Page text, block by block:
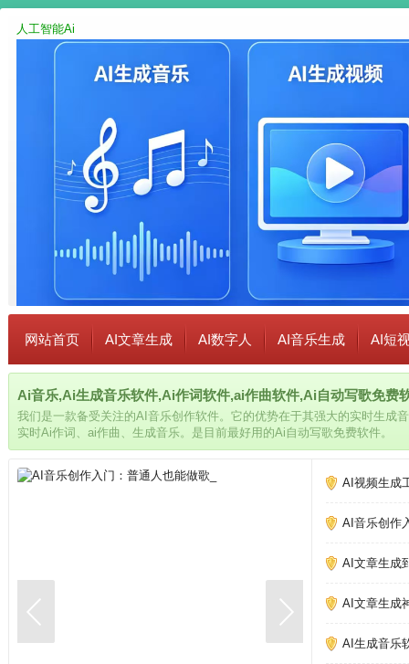
人工智能Ai
网站首页 AI文章生成 AI数字人 AI音乐生成 AI短
Ai音乐,Ai生成音乐软件,Ai作词软件,ai作曲软件,Ai自动写歌免费
我们是一款备受关注的AI音乐创作软件。它的优势在于其强大的实时生成
实时Ai作词、ai作曲、生成音乐。是目前最好用的Ai自动写歌免费软件。
AI视频生成
AI音乐创作
AI文章生成
AI文章生成
AI生成音乐